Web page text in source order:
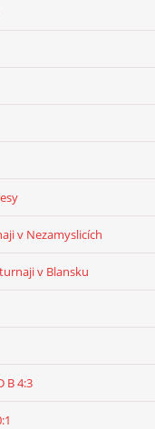
v Nezamyslicích
v Blansku
B 4:3